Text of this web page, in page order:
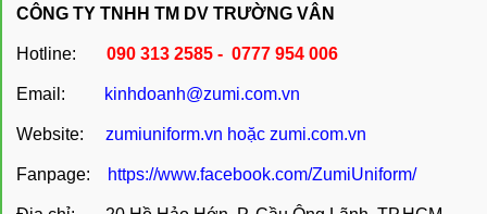
CÔNG TY TNHH TM DV TRƯỜNG VÂN
Hotline: 090 313 2585 - 0777 954 006
Email: kinhdoanh@zumi.com.vn
Website: zumiuniform.vn hoặc zumi.com.vn
Fanpage: https://www.facebook.com/ZumiUniform/